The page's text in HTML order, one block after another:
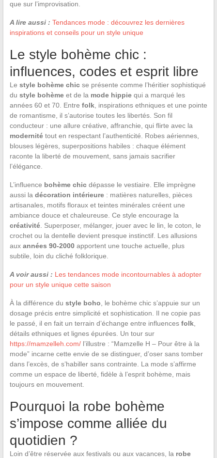
que sur l’improvisation.
A lire aussi : Tendances mode : découvrez les dernières
inspirations et conseils pour un style unique
Le style bohème chic :
influences, codes et esprit libre
Le style bohème chicse présente comme l’héritier sophistiqué
du style bohèmeet de la mode hippiequi a marqué les
années 60 et 70. Entre folk, inspirations ethniques et une pointe
de romantisme, il s’autorise toutes les libertés. Son fil
conducteur : une allure créative, affranchie, qui flirte avec la
modernitétout en respectant l’authenticité. Robes aériennes,
blouses légères, superpositions habiles : chaque élément
raconte la liberté de mouvement, sans jamais sacrifier
l’élégance.
L’influence bohème chicdépasse le vestiaire. Elle imprègne
aussi la décoration intérieure: matières naturelles, pièces
artisanales, motifs floraux et teintes minérales créent une
ambiance douce et chaleureuse. Ce style encourage la
créativité. Superposer, mélanger, jouer avec le lin, le coton, le
crochet ou la dentelle devient presque instinctif. Les allusions
aux années 90-2000apportent une touche actuelle, plus
subtile, loin du cliché folklorique.
A voir aussi : Les tendances mode incontournables à adopter
pour un style unique cette saison
À la différence du style boho , le bohème chic s’appuie sur un
dosage précis entre simplicité et sophistication. Il ne copie pas
le passé, il en fait un terrain d’échange entre influences folk,
détails ethniques et lignes épurées. Un tour sur
https://mamzelleh.com/l’illustre : “Mamzelle H – Pour être à la
mode” incarne cette envie de se distinguer, d’oser sans tomber
dans l’excès, de s’habiller sans contrainte. La mode s’affirme
comme un espace de liberté, fidèle à l’esprit bohème, mais
toujours en mouvement.
Pourquoi la robe bohème
s’impose comme alliée du
quotidien ?
Loin d’être réservée aux festivals ou aux vacances, la robe